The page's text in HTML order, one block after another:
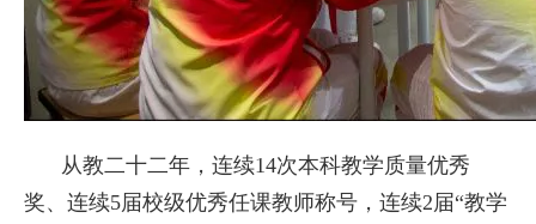
从教二十二年，连续14次本科教学质量优秀
奖、连续5届校级优秀任课教师称号，连续2届“教学